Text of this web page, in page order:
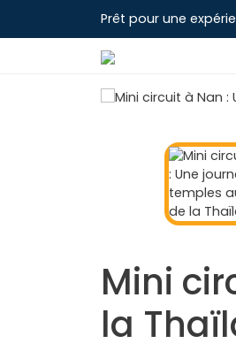
Prêt pour une
Mini
la